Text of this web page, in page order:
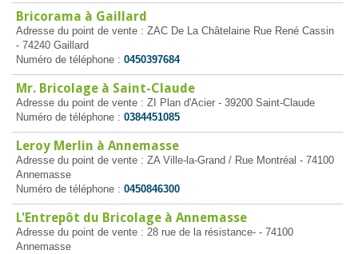
Bricorama à Gaillard
Adresse du point de vente : ZAC De La Châtelaine Rue René Cassin
- 74240 Gaillard
Numéro de téléphone : 0450397684
Mr. Bricolage à Saint-Claude
Adresse du point de vente : ZI Plan d'Acier - 39200 Saint-Claude
Numéro de téléphone : 0384451085
Leroy Merlin à Annemasse
Adresse du point de vente : ZA Ville-la-Grand / Rue Montréal - 74100
Annemasse
Numéro de téléphone : 0450846300
L'Entrepôt du Bricolage à Annemasse
Adresse du point de vente : 28 rue de la résistance- - 74100
Annemasse